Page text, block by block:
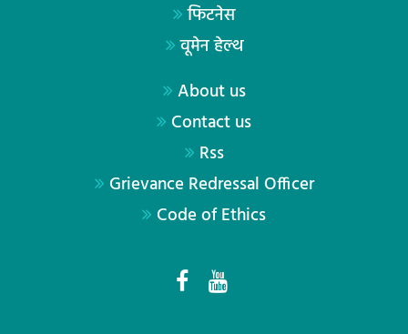
फिटनेस
वूमेन हेल्थ
About us
Contact us
Rss
Grievance Redressal Officer
Code of Ethics